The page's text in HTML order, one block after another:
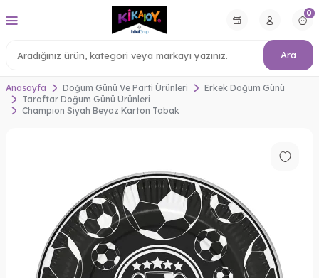
Ara
0
Anasayfa Doğum Günü Ve Parti Ürünleri
Erkek Doğum Günü
Taraftar Doğum Günü Ürünleri
Champion Siyah Beyaz Karton Tabak